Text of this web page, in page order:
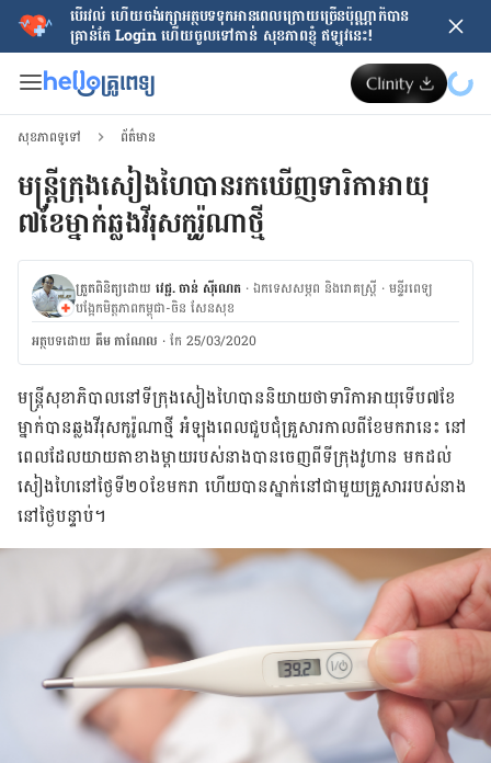
បើរវល់ ហើយចង់​រក្សាអត្ថបទទុកអានពេលក្រោយ​ច្រើនប៉ុណ្ណាក៏បាន
គ្រាន់តែ​ Login ហើយចូលទៅកាន់ សុខភាពខ្ញុំ ឥឡូវនេះ!
សុខភាពទូទៅ ព័ត៌មាន
មន្ត្រី​ក្រុង​សៀងហៃបានរកឃើញ​​ទារិកា​អាយុ​
៧ខែ​ម្នាក់​​ឆ្លង​វីរុស​កូរ៉ូណា​ថ្មី
ត្រួតពិនិត្យដោយ វេជ្ជ. ចាន់ ស៊ីណេត ·ឯកទេសសម្ភព និងរោគស្ត្រី ·ម​ន្ទីរពេទ្យ
បង្អែកមិត្តភាពកម្ពុជា-ចិន សែនសុខ
អត្ថបទ​ដោយ គឹម កាណែល ·កែ 25/03/2020
​មន្ត្រី​សុខាភិបាល​នៅ​ទីក្រុង​សៀង​ហៃបាន​និយាយថា​ទារិកា​អាយុ​ទើប​៧​ខែ​
ម្នាក់​បាន​ឆ្លង​វីរុសកូរ៉ូណា​ថ្មី ​អំឡុង​ពេល​ជួប​ជុំ​គ្រួសារ​កាលពី​ខែ​មករា​នេះ នៅ​
ពេល​ដែល​យាយ​តា​ខាង​ម្ដាយ​របស់​នាង​បាន​ចេញ​ពី​ទីក្រុង​វូហាន មក​ដល់​
សៀង​ហៃ​នៅ​ថ្ងៃ​ទី​២០​ខែ​មករា ហើយ​បាន​ស្នាក់​នៅ​ជាមួយ​គ្រួសារ​របស់​នាង​
នៅ​ថ្ងៃ​បន្ទាប់។